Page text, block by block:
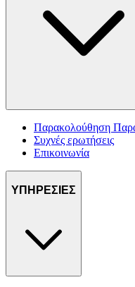
Παρακολούθηση
Συχνές ερωτήσεις
Επικοινωνία
ΥΠΗΡΕΣΙΕΣ